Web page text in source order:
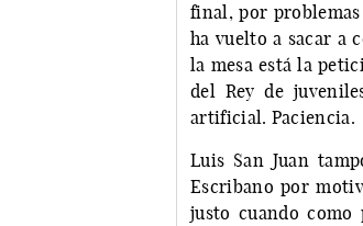
final, por
ha vuelto a sacar a
la mesa está la
del Rey de
artificial. Paciencia.
Luis San Juan
Escribano por
justo cuando